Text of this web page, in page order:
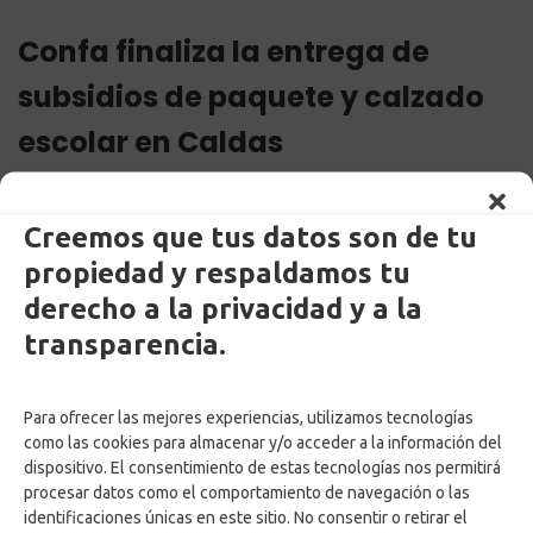
Creemos que tus datos son de tu
propiedad y respaldamos tu
derecho a la privacidad y a la
transparencia.
Para ofrecer las mejores experiencias, utilizamos tecnologías
como las cookies para almacenar y/o acceder a la información del
dispositivo. El consentimiento de estas tecnologías nos permitirá
procesar datos como el comportamiento de navegación o las
identificaciones únicas en este sitio. No consentir o retirar el
Confa finaliza la entrega de
subsidios de paquete y calzado
escolar en Caldas
byAdriana Ospina Posted on4 abril, 2022